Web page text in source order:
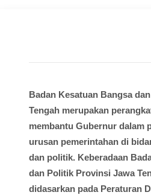
Badan Kesatuan Bangsa
Tengah merupakan
membantu Gubernur dalam
urusan pemerintahan di
dan politik. Keberadaan
dan Politik Provinsi Jawa
didasarkan pada Peraturan